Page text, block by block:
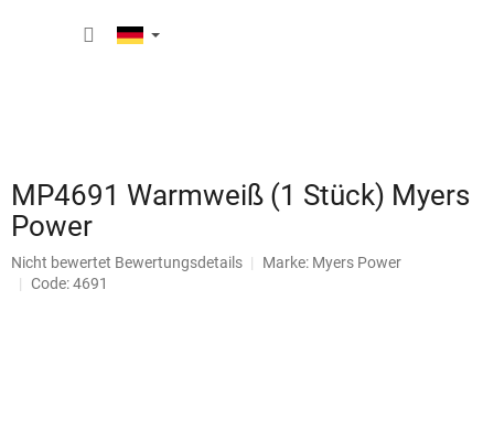
MP4691 Warmweiß (1 Stück) Myers
Power
Die
durchschnittliche
Nicht bewertet Bewertungsdetails Marke: Myers Power
Code: 4691